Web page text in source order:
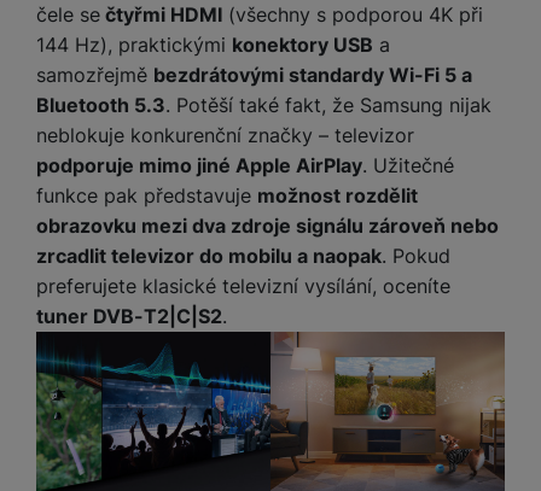
čele se čtyřmi HDMI (všechny s podporou 4K při
144 Hz), praktickými konektory USB a
samozřejmě bezdrátovými standardy Wi-Fi 5 a
Bluetooth 5.3. Potěší také fakt, že Samsung nijak
neblokuje konkurenční značky – televizor
podporuje mimo jiné Apple AirPlay. Užitečné
funkce pak představuje možnost rozdělit
obrazovku mezi dva zdroje signálu zároveň nebo
zrcadlit televizor do mobilu a naopak. Pokud
preferujete klasické televizní vysílání, oceníte
tuner DVB-T2|C|S2.